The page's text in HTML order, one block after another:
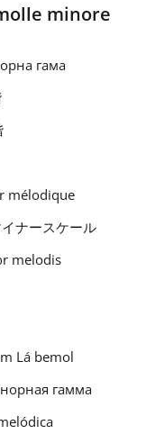
minore
гама
mélodique
ナースケール
melodis
Lá bemol
гамма